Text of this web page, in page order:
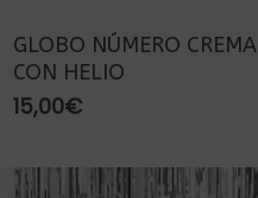
GLOBO NÚMERO CREMA
CON HELIO
15,00€